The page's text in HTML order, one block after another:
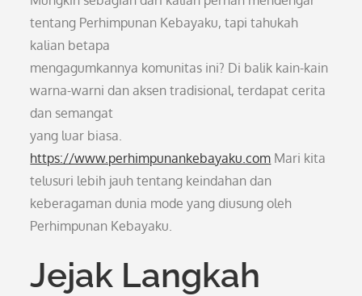
tentang Perhimpunan Kebayaku, tapi tahukah
kalian betapa
mengagumkannya komunitas ini? Di balik kain-kain
warna-warni dan aksen tradisional, terdapat cerita
dan semangat
yang luar biasa.
https://www.perhimpunankebayaku.com Mari kita
telusuri lebih jauh tentang keindahan dan
keberagaman dunia mode yang diusung oleh
Perhimpunan Kebayaku.
Jejak Langkah